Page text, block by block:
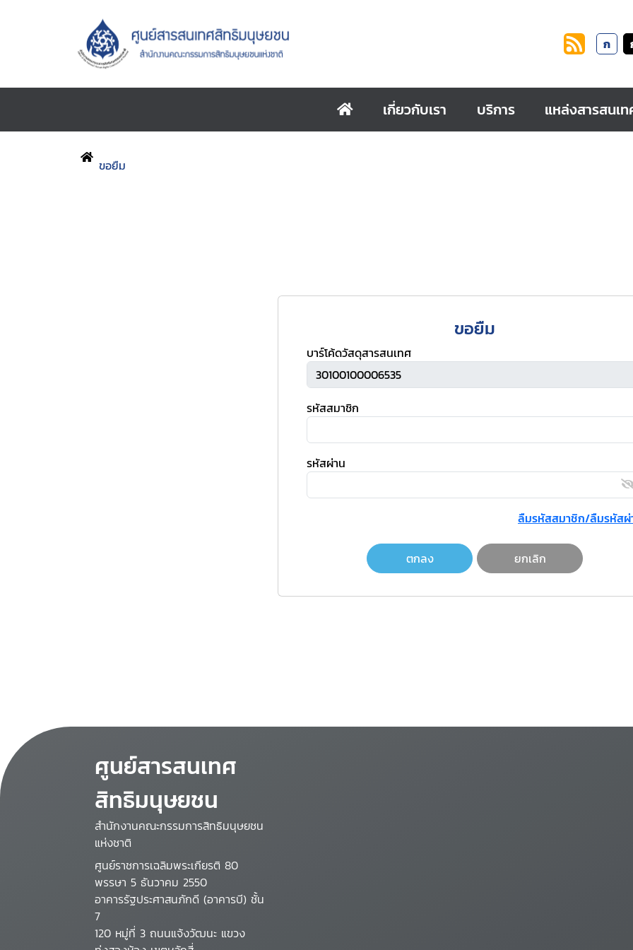
ก
เกี่ยวกับเรา บริการ แหล่งสารสนเ
ขอยืม
ขอยืม
บาร์โค้ดวัสดุสารสนเทศ
รหัสสมาชิก
รหัสผ่าน
ลืมรหัสสมาชิก/ลืมรหัสผ่
ตกลง ยกเลิก
ศูนย์สารสนเทศ
สิทธิมนุษยชน
สำนักงานคณะกรรมการสิทธิมนุษยชน
แห่งชาติ
ศูนย์ราชการเฉลิมพระเกียรติ 80
พรรษา 5 ธันวาคม 2550
อาคารรัฐประศาสนภักดี (อาคารบี) ชั้น
7
120 หมู่ที่ 3 ถนนแจ้งวัฒนะ แขวง